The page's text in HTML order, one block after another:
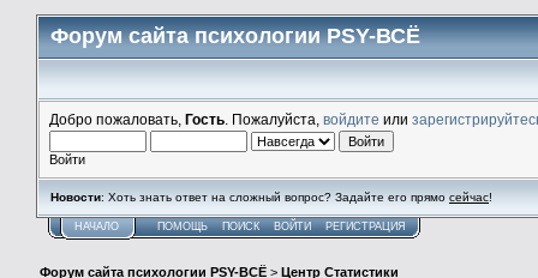
Форум сайта психологии PSY-ВСЁ
Добро пожаловать, Гость . Пожалуйста, войдите или
Войти
Новости: Хоть знать ответ на сложный вопрос? Задайте его прямо сейчас!
НАЧАЛО ПОМОЩЬ ПОИСК ВОЙТИ РЕГИСТРАЦИЯ
Форум сайта психологии PSY-ВСЁ > Центр Статистики